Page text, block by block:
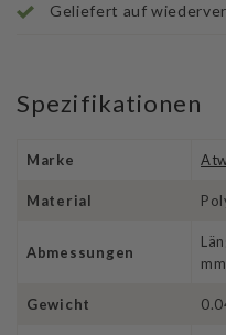
Geliefert auf
Spezifikationen
Marke
Material
Abmessungen
mm
Gewicht